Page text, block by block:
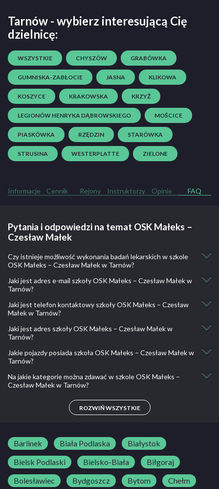
Tarnów - wybierz interesującą Cię
dzielnicę:
WSZYSTKIE CHYSZÓW GRABÓWKA
GUMNISKA-ZABŁOCIE JASNA KLIKOWA
KOSZYCE KRAKOWSKA KRZYŻ
LEGIONÓW HENRYKA DĄBROWSKIEGO MOŚCICE
PIASKÓWKA RZĘDZIN STARÓWKA
STRUSINA WESTERPLATTE ZIELONE
Informacje Cennik Rejony Instruktorzy Opinie FAQ
Pytania i odpowiedzi na temat OSK Małeks –
Czesław Małek
Czy istnieje możliwość wykonania badań lekarskich w szkole
OSK Małeks – Czesław Małek w Tarnów?
Nie, nie ma takiej możliwości.
Jaki jest adres e-mail szkoły OSK Małeks – Czesław Małek w
Tarnów?
maleks@maleks.com.pl
Jaki jest telefon kontaktowy szkoły OSK Małeks – Czesław
Małek w Tarnów?
14 636 21 21, 534 050 944, 604 414 660
Jaki jest adres szkoły OSK Małeks – Czesław Małek w
Tarnów?
Tarnów, Al. Solidarności 27
Jakie pojazdy posiada szkoła OSK Małeks – Czesław Małek w
Tarnów?
Suzuki Swift
Na jakie kategorie można zdawać w szkole OSK Małeks –
Czesław Małek w Tarnów?
ROZWIŃ WSZYSTKIE
Barlinek Biała Podlaska
Białystok
Bielsk Podlaski
Bielsko-Biała
Biłgoraj
Bolesławiec
Bydgoszcz Bytom
Chełm